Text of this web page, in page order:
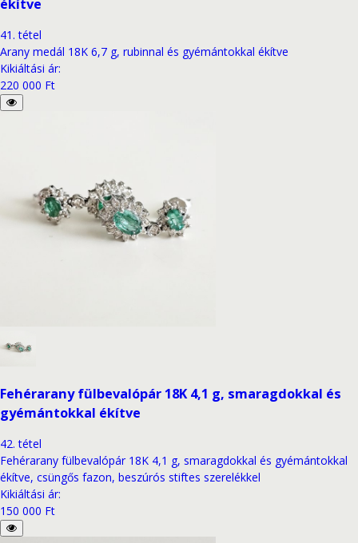
ékítve
41 . tétel
Arany medál 18K 6,7 g, rubinnal és gyémántokkal ékítve
Kikiáltási ár:
220 000 Ft
Fehérarany fülbevalópár 18K 4,1 g, smaragdokkal és
gyémántokkal ékítve
42. tétel
Fehérarany fülbevalópár 18K 4,1 g, smaragdokkal és gyémántokkal
ékítve, csüngős fazon, beszúrós stiftes szerelékkel
Kikiáltási ár:
150 000 Ft